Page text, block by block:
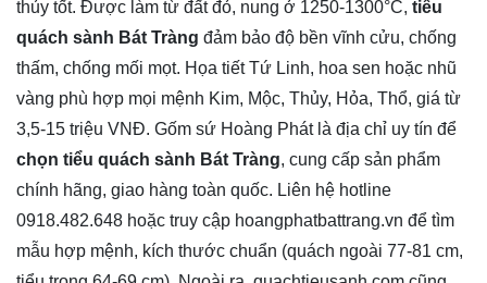
thủy tốt. Được làm từ đất đỏ, nung ở 1250-1300°C, tiểu
quách sành Bát Tràng đảm bảo độ bền vĩnh cửu, chống
thấm, chống mối mọt. Họa tiết Tứ Linh, hoa sen hoặc nhũ
vàng phù hợp mọi mệnh Kim, Mộc, Thủy, Hỏa, Thổ, giá từ
3,5-15 triệu VNĐ. Gốm sứ Hoàng Phát là địa chỉ uy tín để
chọn tiểu quách sành Bát Tràng, cung cấp sản phẩm
chính hãng, giao hàng toàn quốc. Liên hệ hotline
0918.482.648 hoặc truy cập hoangphatbattrang.vn để tìm
mẫu hợp mệnh, kích thước chuẩn (quách ngoài 77-81 cm,